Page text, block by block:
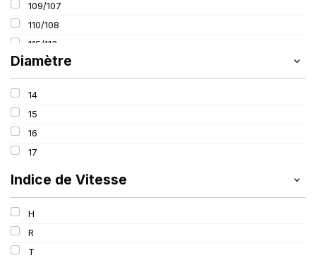
109/107
110/108
115/113
116/114
Diamètre
14
15
16
17
Indice de Vitesse
H
R
T